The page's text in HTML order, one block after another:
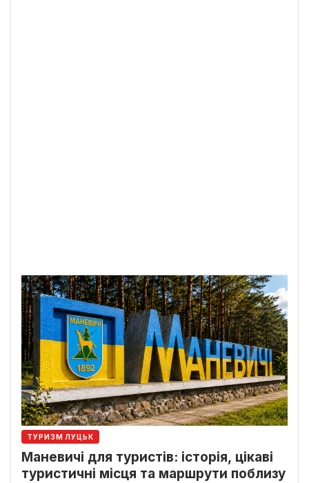
ТУРИЗМ ЛУЦЬК
Маневичі для туристів: історія, цікаві
туристичні місця та маршрути поблизу